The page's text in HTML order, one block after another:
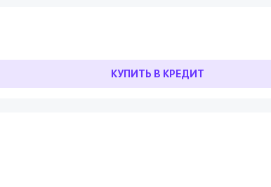
КУПИТЬ В КРЕДИТ